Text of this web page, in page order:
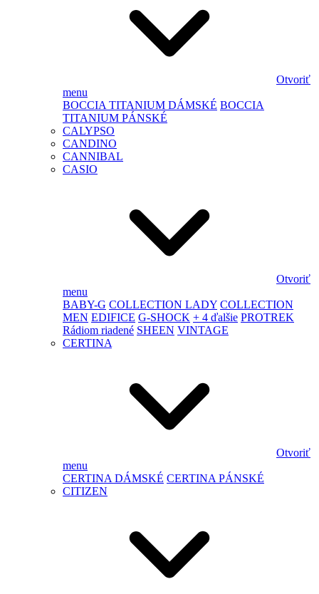
Otvoriť
menu
BOCCIA TITANIUM DÁMSKÉ BOCCIA
TITANIUM PÁNSKÉ
CALYPSO
CANDINO
CANNIBAL
CASIO
Otvoriť
menu
BABY-G COLLECTION LADY COLLECTION
MEN EDIFICE G-SHOCK + 4 ďalšie PROTREK
Rádiom riadené SHEEN VINTAGE
CERTINA
Otvoriť
menu
CERTINA DÁMSKÉ CERTINA PÁNSKÉ
CITIZEN